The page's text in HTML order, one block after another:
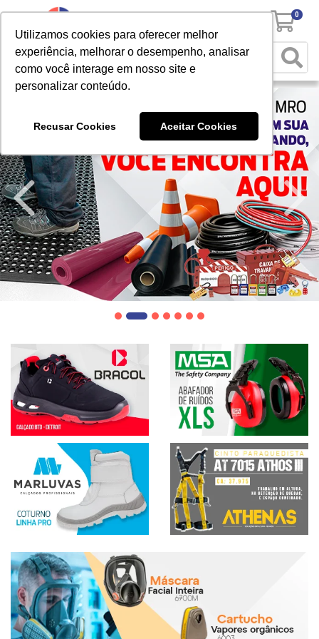
Utilizamos cookies para oferecer melhor
experiência, melhorar o desempenho, analisar
como você interage em nosso site e
personalizar conteúdo.
Recusar Cookies Aceitar Cookies
0